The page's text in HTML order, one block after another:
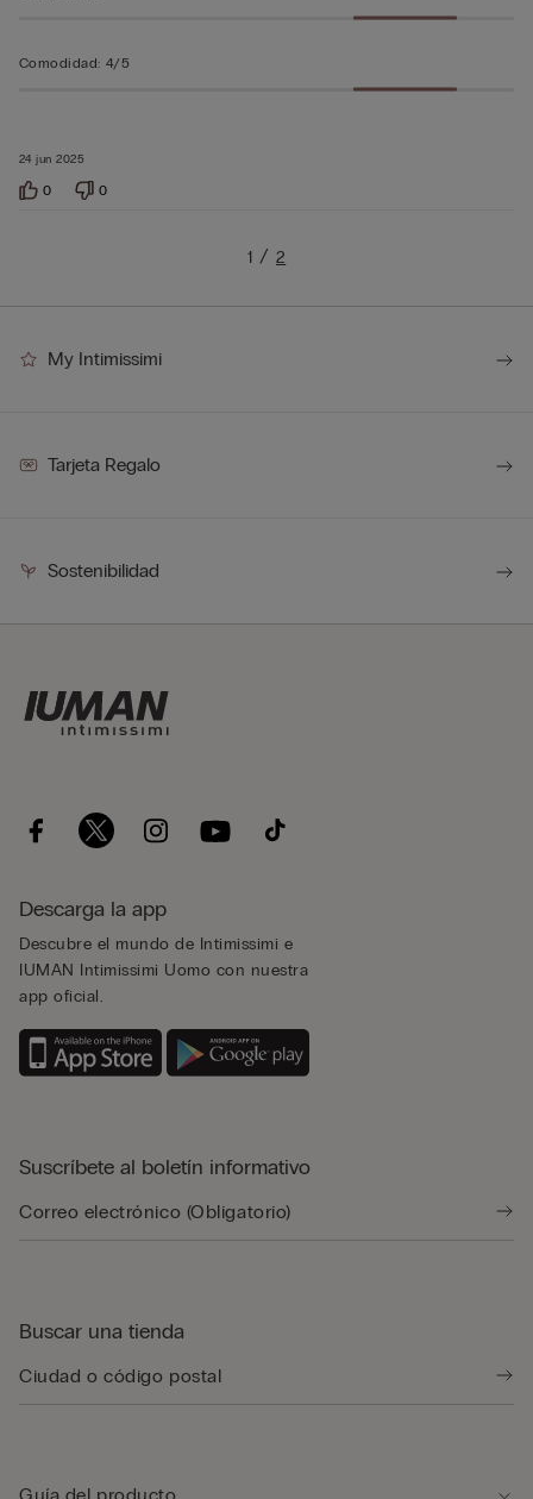
24 jun 2025
Comodidad: 4/5
0 0
1 2
My Intimissimi
Tarjeta Regalo
Sostenibilidad
Descarga la app
Descubre el mundo de Intimissimi e
IUMAN Intimissimi Uomo con nuestra
app oficial.
Suscríbete al boletín informativo
Buscar una tienda
Guía del producto